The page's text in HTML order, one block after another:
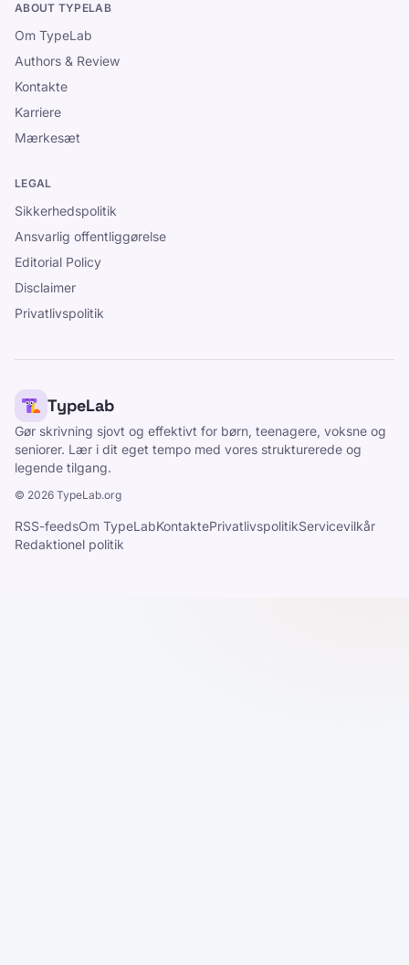
ABOUT TYPELAB
Om TypeLab
Authors & Review
Kontakte
Karriere
Mærkesæt
LEGAL
Sikkerhedspolitik
Ansvarlig offentliggørelse
Editorial Policy
Disclaimer
Privatlivspolitik
TypeLab
Gør skrivning sjovt og effektivt for børn, teenagere, voksne og
seniorer. Lær i dit eget tempo med vores strukturerede og
legende tilgang.
© 2026 TypeLab.org
RSS-feedsOm TypeLabKontaktePrivatlivspolitikServicevilkår
Redaktionel politik